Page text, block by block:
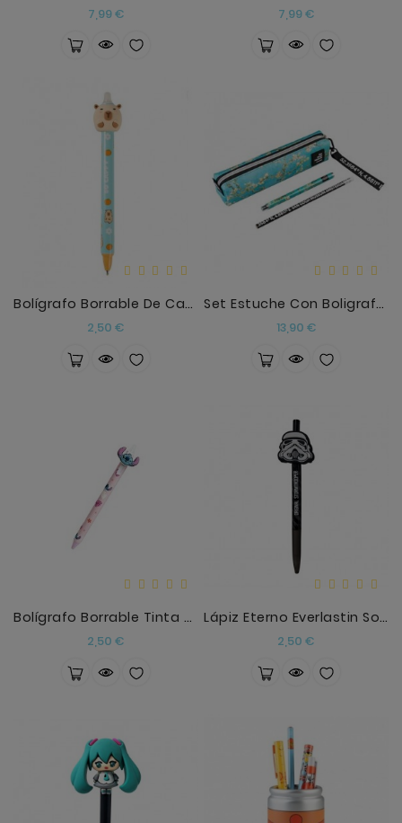
7,99 €Precio 7,99 €Precio
Bolígrafo Borrable De Capibara De ITotal Con Diseñ
2,50 €
Set Estuche Con Boligrafo Y Lapiz Van Gogh Museum
13,90 €Precio
Bolígrafo Borrable Tinta Azul 0,7 Stitch Tropical
2,50 €
Lápiz Eterno Everlastin Soldado Imperial The Origi
2,50 €